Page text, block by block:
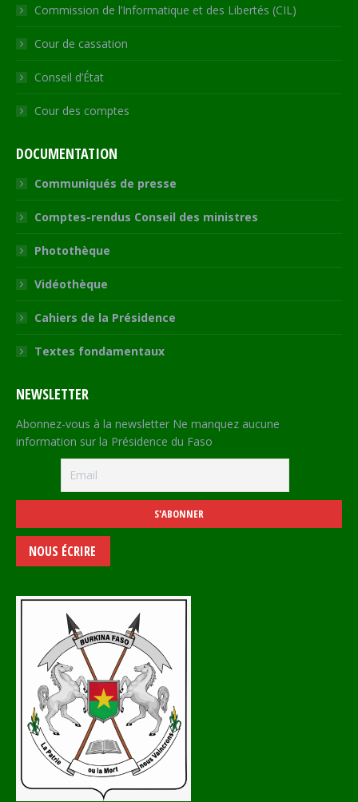
Commission de l’Informatique et des Libertés (CIL)
Cour de cassation
Conseil d’État
Cour des comptes
DOCUMENTATION
Communiqués de presse
Comptes-rendus Conseil des ministres
Photothèque
Vidéothèque
Cahiers de la Présidence
Textes fondamentaux
NEWSLETTER
Abonnez-vous à la newsletter Ne manquez aucune
information sur la Présidence du Faso
NOUS ÉCRIRE